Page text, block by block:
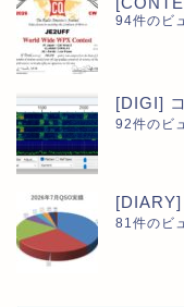
94件のビ
[DIGI]
92件のビ
81件のビ